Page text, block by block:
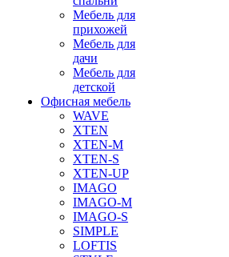
Мебель для
прихожей
Мебель для
дачи
Мебель для
детской
Офисная мебель
WAVE
XTEN
XTEN-M
XTEN-S
XTEN-UP
IMAGO
IMAGO-M
IMAGO-S
SIMPLE
LOFTIS